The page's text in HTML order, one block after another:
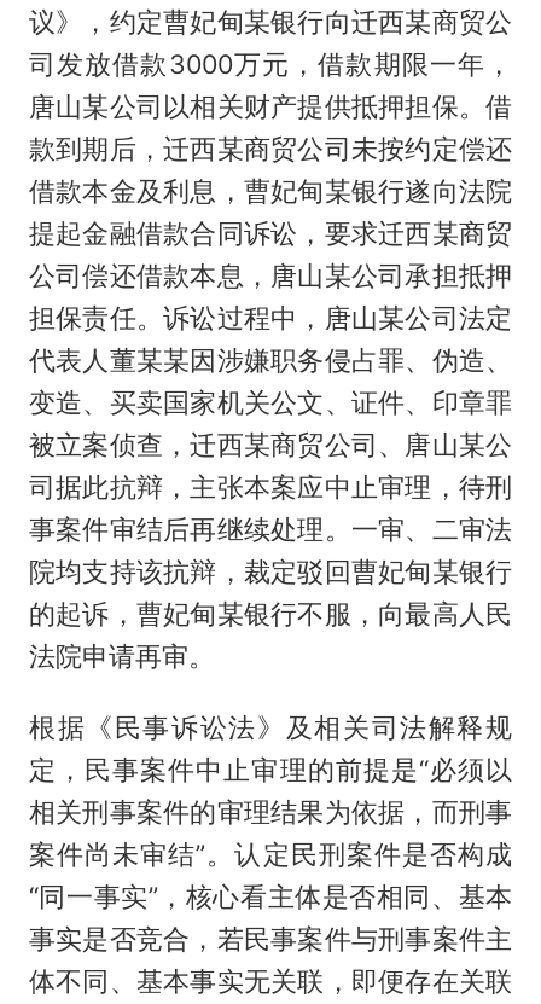
议》，约定曹妃甸某银行向迁西某商贸公
司发放借款3000万元，借款期限一年，
唐山某公司以相关财产提供抵押担保。借
款到期后，迁西某商贸公司未按约定偿还
借款本金及利息，曹妃甸某银行遂向法院
提起金融借款合同诉讼，要求迁西某商贸
公司偿还借款本息，唐山某公司承担抵押
担保责任。诉讼过程中，唐山某公司法定
代表人董某某因涉嫌职务侵占罪、伪造、
变造、买卖国家机关公文、证件、印章罪
被立案侦查，迁西某商贸公司、唐山某公
司据此抗辩，主张本案应中止审理，待刑
事案件审结后再继续处理。一审、二审法
院均支持该抗辩，裁定驳回曹妃甸某银行
的起诉，曹妃甸某银行不服，向最高人民
法院申请再审。
根据《民事诉讼法》及相关司法解释规
定，民事案件中止审理的前提是“必须以
相关刑事案件的审理结果为依据，而刑事
案件尚未审结”。认定民刑案件是否构成
“同一事实”，核心看主体是否相同、基本
事实是否竞合，若民事案件与刑事案件主
体不同、基本事实无关联，即便存在关联